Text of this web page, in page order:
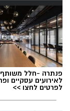
מיזם "טל של
ממסורת
חברתית
את זכרו
וסיוע
והמשכיות
מפגש אריזה
תגים:הרב דוד
פנתרה -חלל משותף
לאירועים עסקיים
לפרטים לחצו >>